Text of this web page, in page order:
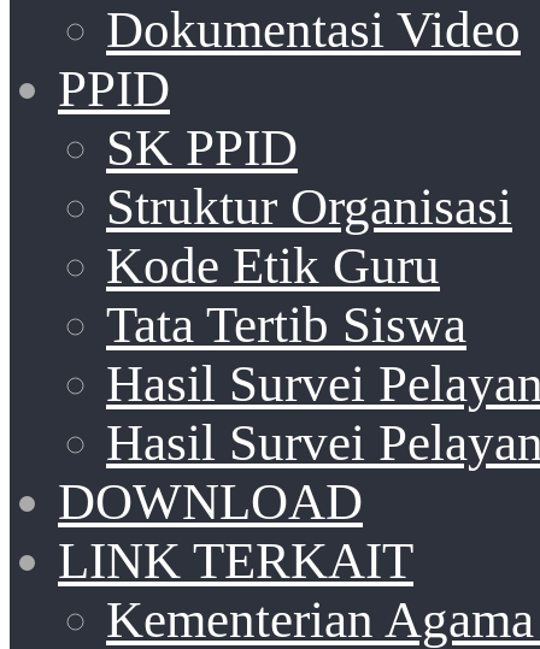
Dokumentasi Video
PPID
SK PPID
Struktur Organisasi
Kode Etik Guru
Tata Tertib Siswa
Hasil Survei
Hasil Survei
DOWNLOAD
LINK TERKAIT
Kementerian